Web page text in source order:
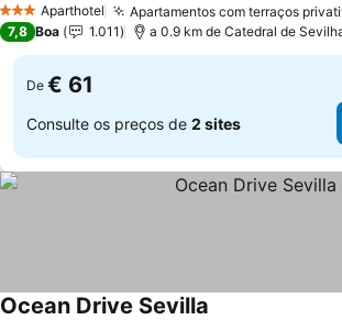
3 EstrelasAparthotel Apartamentos com terraços
7,8 Boa 1.011 a 0.9 km de Catedral de
De € 61
Consulte os preços de 2 sites
Ocean Drive Sevilla